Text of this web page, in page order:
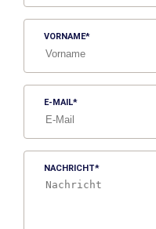
VORNAME
E-MAIL
NACHRICHT